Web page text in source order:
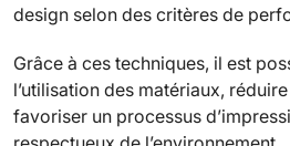
design selon des critères de
Grâce à ces techniques, il est
l’utilisation des matériaux,
favoriser un processus